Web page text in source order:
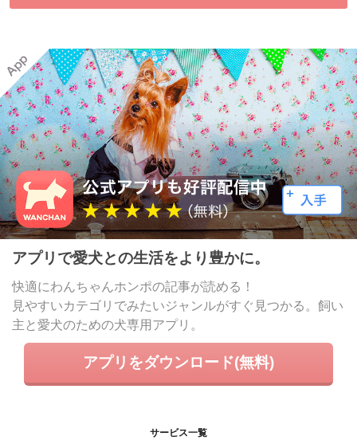
アプリで愛犬との生活をより豊かに。
快適にわんちゃんホンポの記事が読める！
見やすいカテゴリでみたいジャンルがすぐ見つかる。飼い
主と愛犬のための犬専用アプリ。
アプリをダウンロード(無料)
サービス一覧